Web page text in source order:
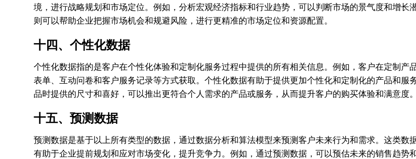
境，进行战略规划和市场定位。例如，分析宏观经济指标和行业趋势，可以判断市场的景气度和增
则可以帮助企业把握市场机会和规避风险，进行更精准的市场定位和资源配置。
十四、个性化数据
个性化数据指的是客户在个性化体验和定制化服务过程中提供的所有相关信息。例如，客户在定制
表单、互动问卷和客户服务记录等方式获取。个性化数据有助于提供更加个性化和定制化的产品和
品时提供的尺寸和喜好，可以推出更符合个人需求的产品或服务，从而提升客户的购买体验和满意度。
十五、预测数据
预测数据是基于以上所有类型的数据，通过数据分析和算法模型来预测客户未来行为和需求。这类
有助于企业提前规划和应对市场变化，提升竞争力。例如，通过预测数据，可以预估未来的销售趋